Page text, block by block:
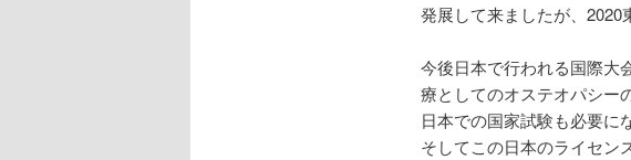
発展して来ましたが、2020
今後日本で行われる国際大
療としてのオステオパシー
日本での国家試験も必要に
そしてこの日本のライセン